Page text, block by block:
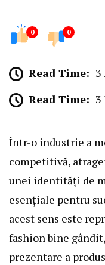
0 0
Read Time: 3
Read Time: 3
Într-o industrie a
competitivă,
unei identități de
esențiale pentru
acest sens este
fashion bine
prezentare a